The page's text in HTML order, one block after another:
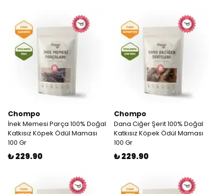
Chompo
İnek Memesi Parça 100% Doğal
Katkısız Köpek Ödül Maması
100 Gr
₺ 229.90
Chompo
Dana Ciğer Şerit 100% Doğal
Katkısız Köpek Ödül Maması
100 Gr
₺ 229.90